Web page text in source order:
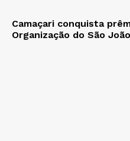
Camaçari conquista
Organização do São